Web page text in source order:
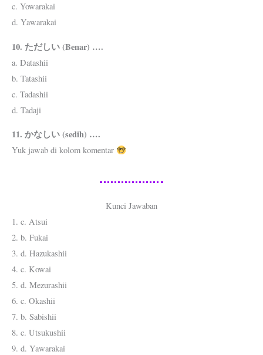
c. Yowarakai
d. Yawarakai
10. ただしい (Benar) ….
a. Datashii
b. Tatashii
c. Tadashii
d. Tadaji
11. かなしい (sedih) ….
Yuk jawab di kolom komentar
Kunci Jawaban
1. c. Atsui
2. b. Fukai
3. d. Hazukashii
4. c. Kowai
5. d. Mezurashii
6. c. Okashii
7. b. Sabishii
8. c. Utsukushii
9. d. Yawarakai